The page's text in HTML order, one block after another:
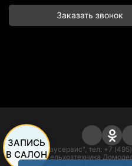
Заказать звонок
ООО "Баусервис", тел: +7
Адрес: п. Сельхозтехника
ЗАПИСЬ
В САЛОН